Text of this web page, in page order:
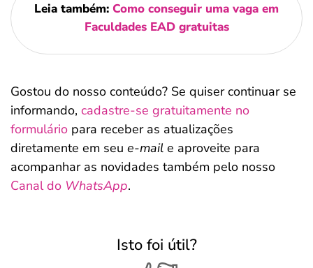
Leia também: Como conseguir uma vaga em
Faculdades EAD gratuitas
Gostou do nosso conteúdo? Se quiser continuar se
informando, cadastre-se gratuitamente no
formulário para receber as atualizações
diretamente em seu e-mail e aproveite para
acompanhar as novidades também pelo nosso
Canal do WhatsApp.
Isto foi útil?